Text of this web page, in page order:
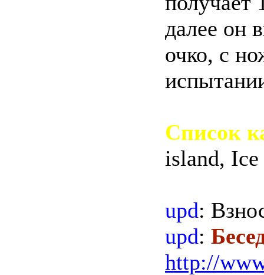
далее он
очко, с
Список
island,
upd:
upd:
http://